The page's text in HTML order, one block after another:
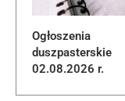
Ogłoszenia
duszpasterskie
02.08.2026 r.